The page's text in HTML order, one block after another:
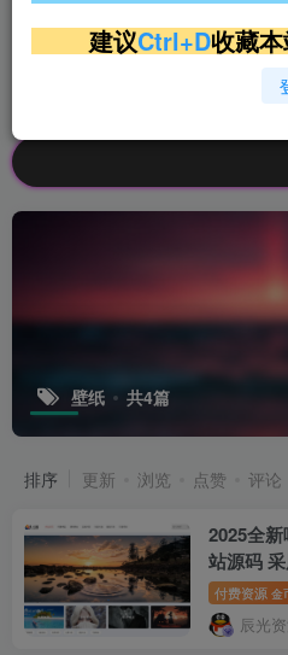
超低价文字广告位招租
壁纸 共4篇
排序 更新 浏览 点赞 评论
2025全
站源码
付费资源 金
辰光
建议Ctrl+D收藏